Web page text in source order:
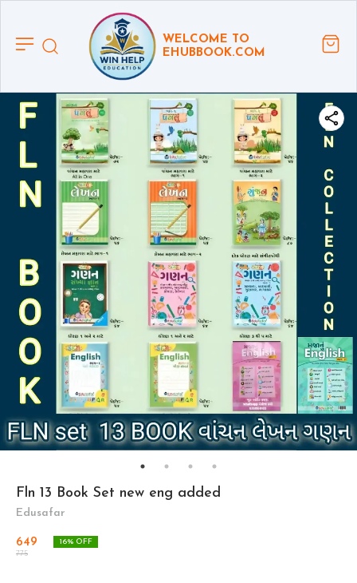
WELCOME TO
EHUBBOOK.COM
Fln 13 Book Set new eng added
Edusafar
649
775
16% OFF